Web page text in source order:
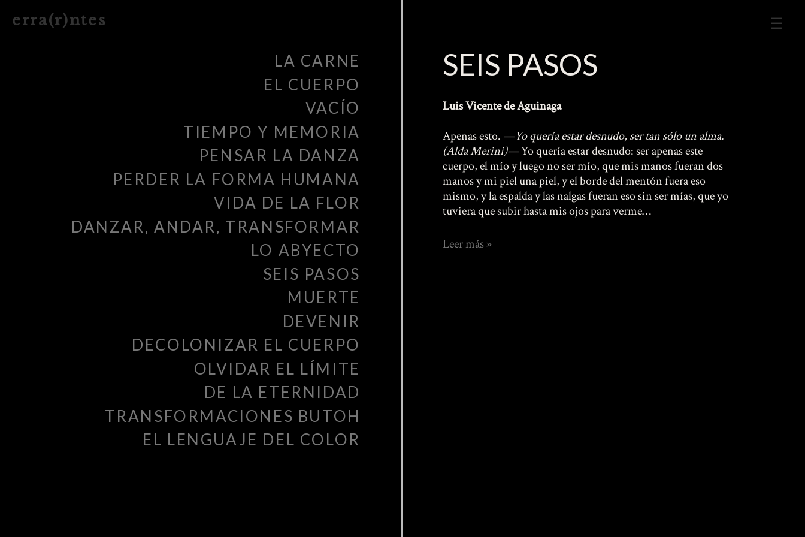
e r r a ( r ) n t e s
LA CARNE
EL CUERPO
VACÍO
TIEMPO Y MEMORIA
PENSAR LA DANZA
PERDER LA FORMA HUMANA
VIDA DE LA FLOR
DANZAR, ANDAR, TRANSFORMAR
LO ABYECTO
SEIS PASOS
MUERTE
DEVENIR
DECOLONIZAR EL CUERPO
OLVIDAR EL LÍMITE
DE LA ETERNIDAD
TRANSFORMACIONES BUTOH
EL LENGUAJE DEL COLOR
SEIS PASOS
Luis Vicente de Aguinaga
Apenas esto. —Yo quería estar desnudo, ser tan sólo un alma.
(Alda Merini)—Yo quería estar desnudo: ser apenas este
cuerpo, el mío y luego no ser mío, que mis manos fueran dos
manos y mi piel una piel, y el borde del mentón fuera eso
mismo, y la espalda y las nalgas fueran eso sin ser mías, que yo
tuviera que subir hasta mis ojos para verme…
Seis
Leer más »